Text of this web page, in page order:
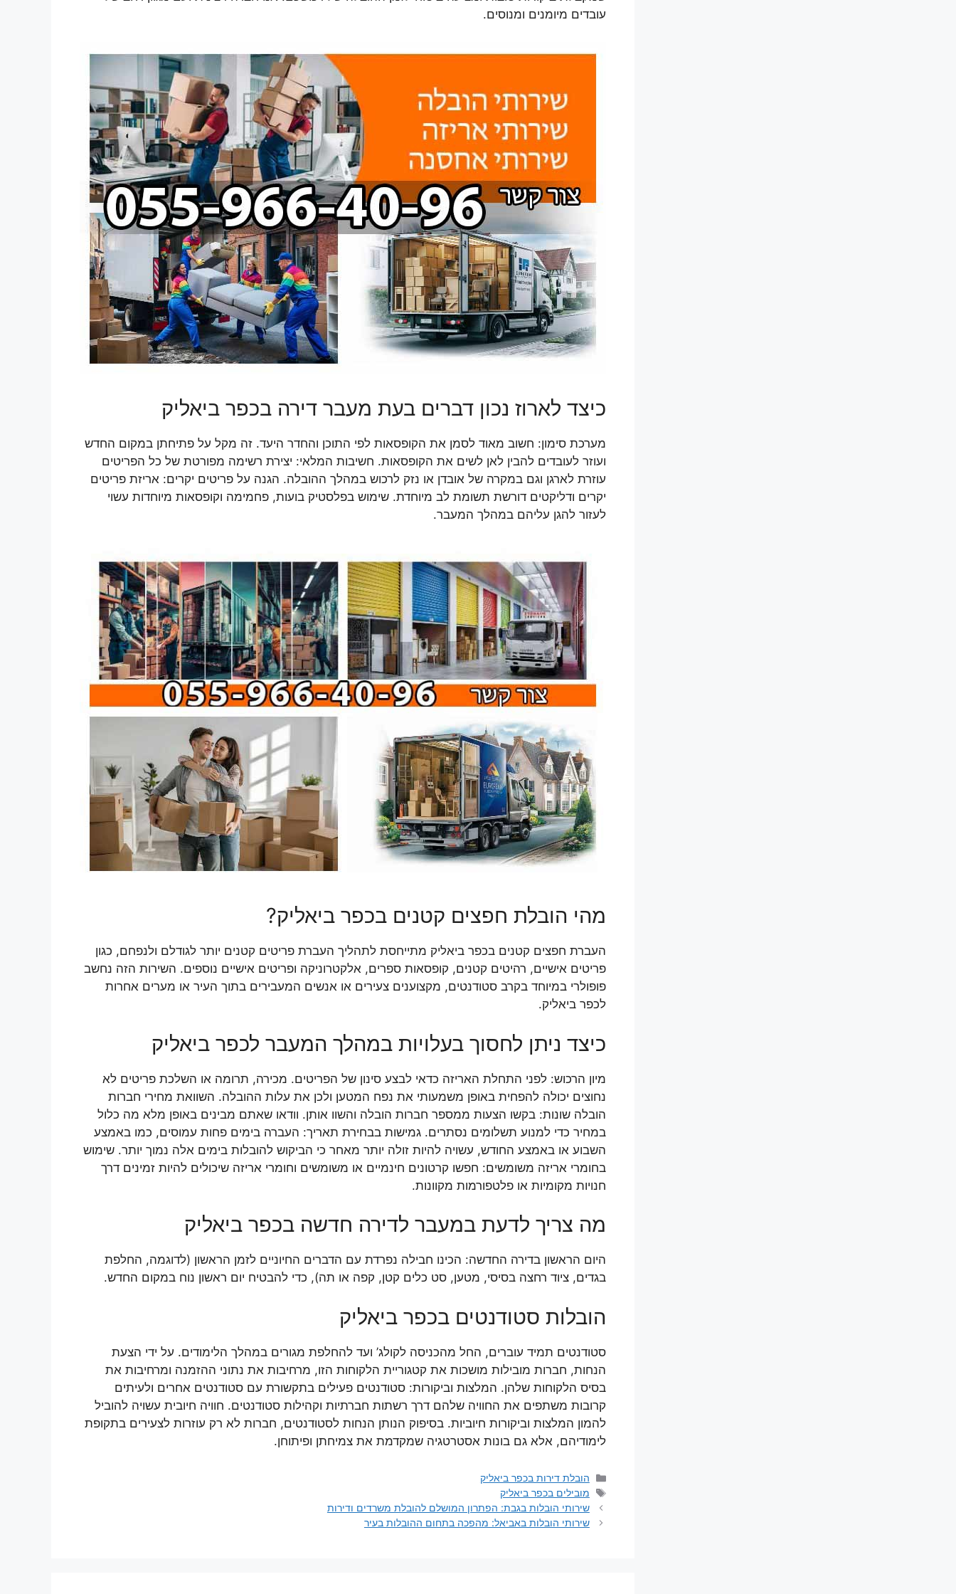
עובדים מיומנים ומנוסים.
כיצד לארוז נכון דברים בעת מעבר דירה בכפר ביאליק
מערכת סימון: חשוב מאוד לסמן את הקופסאות לפי התוכן והחדר היעד. זה מקל על פתיחתן במקום החדש
ועוזר לעובדים להבין לאן לשים את הקופסאות. חשיבות המלאי: יצירת רשימה מפורטת של כל הפריטים
עוזרת לארגן וגם במקרה של אובדן או נזק לרכוש במהלך ההובלה. הגנה על פריטים יקרים: אריזת פריטים
יקרים ודליקטים דורשת תשומת לב מיוחדת. שימוש בפלסטיק בועות, פחמימה וקופסאות מיוחדות עשוי
לעזור להגן עליהם במהלך המעבר.
מהי הובלת חפצים קטנים בכפר ביאליק?
העברת חפצים קטנים בכפר ביאליק מתייחסת לתהליך העברת פריטים קטנים יותר לגודלם ולנפחם, כגון
פריטים אישיים, רהיטים קטנים, קופסאות ספרים, אלקטרוניקה ופריטים אישיים נוספים. השירות הזה נחשב
פופולרי במיוחד בקרב סטודנטים, מקצוענים צעירים או אנשים המעבירים בתוך העיר או מערים אחרות
לכפר ביאליק.
כיצד ניתן לחסוך בעלויות במהלך המעבר לכפר ביאליק
מיון הרכוש: לפני התחלת האריזה כדאי לבצע סינון של הפריטים. מכירה, תרומה או השלכת פריטים לא
נחוצים יכולה להפחית באופן משמעותי את נפח המטען ולכן את עלות ההובלה. השוואת מחירי חברות
הובלה שונות: בקשו הצעות ממספר חברות הובלה והשוו אותן. וודאו שאתם מבינים באופן מלא מה כלול
במחיר כדי למנוע תשלומים נסתרים. גמישות בבחירת תאריך: העברה בימים פחות עמוסים, כמו באמצע
השבוע או באמצע החודש, עשויה להיות זולה יותר מאחר כי הביקוש להובלות בימים אלה נמוך יותר. שימוש
בחומרי אריזה משומשים: חפשו קרטונים חינמיים או משומשים וחומרי אריזה שיכולים להיות זמינים דרך
חנויות מקומיות או פלטפורמות מקוונות.
מה צריך לדעת במעבר לדירה חדשה בכפר ביאליק
היום הראשון בדירה החדשה: הכינו חבילה נפרדת עם הדברים החיוניים לזמן הראשון (לדוגמה, החלפת
בגדים, ציוד רחצה בסיסי, מטען, סט כלים קטן, קפה או תה), כדי להבטיח יום ראשון נוח במקום החדש.
הובלות סטודנטים בכפר ביאליק
סטודנטים תמיד עוברים, החל מהכניסה לקולג’ ועד להחלפת מגורים במהלך הלימודים. על ידי הצעת
הנחות, חברות מובילות מושכות את קטגוריית הלקוחות הזו, מרחיבות את נתוני ההזמנה ומרחיבות את
בסיס הלקוחות שלהן. המלצות וביקורות: סטודנטים פעילים בתקשורת עם סטודנטים אחרים ולעיתים
קרובות משתפים את החוויה שלהם דרך רשתות חברתיות וקהילות סטודנטים. חוויה חיובית עשויה להוביל
להמון המלצות וביקורות חיוביות. בסיפוק הנותן הנחות לסטודנטים, חברות לא רק עוזרות לצעירים בתקופת
לימודיהם, אלא גם בונות אסטרטגיה שמקדמת את צמיחתן ופיתוחן.
קטגוריות
הובלת דירות בכפר ביאליק
תגיות
מובילים בכפר ביאליק
שירותי הובלות בגבת: הפתרון המושלם להובלת משרדים ודירות
שירותי הובלות באביאל: מהפכה בתחום ההובלות בעיר